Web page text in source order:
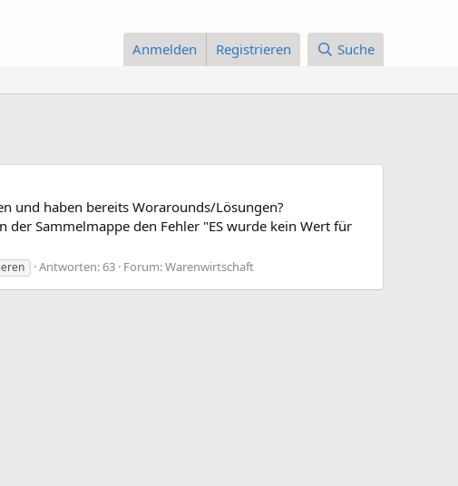
Anmelden Registrieren Suche
und haben bereits Worarounds/Lösungen?
Sammelmappe den Fehler "ES wurde kein Wert für
Antworten: 63 Forum:Warenwirtschaft